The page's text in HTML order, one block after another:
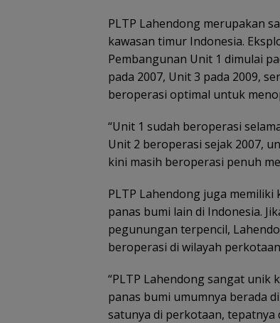
PLTP Lahendong merupakan
kawasan timur Indonesia.
Pembangunan Unit 1 dimulai
pada 2007, Unit 3 pada 2009,
beroperasi optimal untuk
“Unit 1 sudah beroperasi
Unit 2 beroperasi sejak 2007,
kini masih beroperasi penuh
PLTP Lahendong juga
panas bumi lain di Indonesia.
pegunungan terpencil,
beroperasi di wilayah
“PLTP Lahendong sangat unik
panas bumi umumnya berada
satunya di perkotaan, tepatnya